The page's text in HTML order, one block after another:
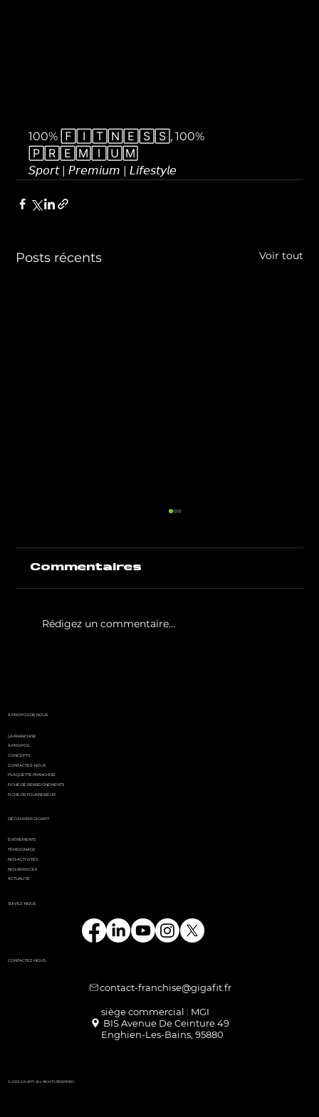
100% 🄵🄸🅃🄽🄴🅂🅂, 100%
🄿🅁🄴🄼🄸🅄🄼
𝘚𝘱𝘰𝘳𝘵 | 𝘗𝘳𝘦𝘮𝘪𝘶𝘮 | 𝘓𝘪𝘧𝘦𝘴𝘵𝘺𝘭𝘦
Posts récents Voir tout
Commentaires
Rédigez un commentaire...
DÉCOUVRIR GIGAFIT
ÉVÉNEMENTS
TÉMOIGNAGE
NOS ACTIVITÉS
NOS SERVICES
ACTUALITÉ
CONTACTEZ-NOUS
contact-franchise@gigafit.fr
Enghien-Les-Bains, 95880
À PROPOS DE NOUS
LA FRANCHISE
À PROPOS
CONCEPTS
CONTACTEZ-NOUS
PLAQUETTE FRANCHISE
FICHE DE RENSEIGNEMENTS
FICHE DE FOURNISSEUR
SUIVEZ-NOUS
© 2025 GIGAFIT. ALL RIGHTS RESERVED.